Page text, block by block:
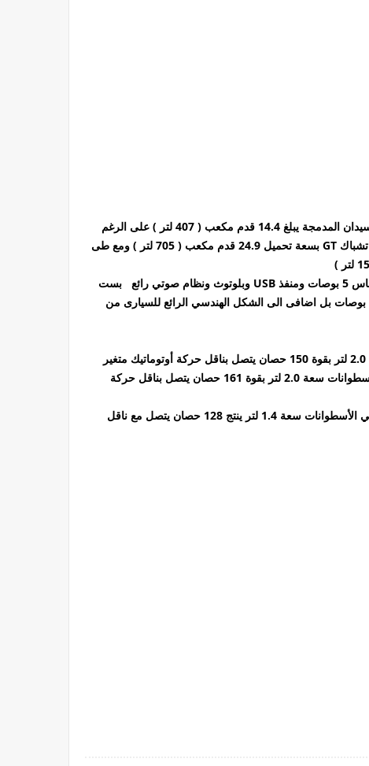
تمتلك سيارة هيونداي النترا صندوق تحميل كبير لفئة السيارات السيدان المدمجة يبلغ 14.4 قدم مكعب ( 407 لتر ) على الرغم
من أن نيسان سنترا لديها مساحة أكبر بينما تأتي هيونداي النترا هاتشباك GT بسعة تحميل 24.9 قدم مكعب ( 705 لتر ) ومع طى
ايضا تشتمل الميزات القياسية في سيارة هونداي إلنترا شاشة مقاس 5 بوصات ومنفذ USB وبلوتوث ونظام صوتي رائع بست
مكبرات صوت وتتوفر شاشة تعمل باللمس مقاس 7 بوصات و 8 بوصات بل اضافى الى الشكل الهندسي الرائع للسيارى من
تأتي سيارة النترا بشكل قياسي بمحرك رباعي الإسطوانات سعة 2.0 لتر بقوة 150 حصان يتصل بناقل حركة أوتوماتيك متغير
بإستمرار بينما تأتي هيونداي النترا GT هاتشباك بمحرك رباعي الإسطوانات سعة 2.0 لتر بقوة 161 حصان يتصل بناقل حركة
اما محرك سيارى هيونداي النترا تأتي فئة إلنترا إيكو بمحرك رباعي الأسطوانات سعة 1.4 لتر ينتج 128 حصان يتصل مع ناقل